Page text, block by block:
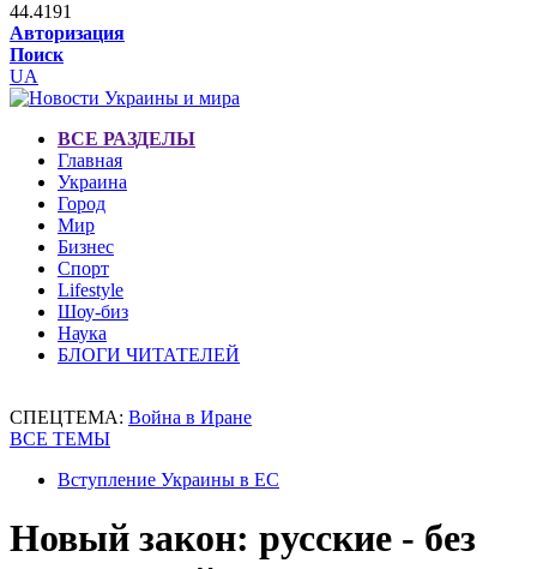
44.4191
Авторизация
Поиск
UA
ВСЕ РАЗДЕЛЫ
Главная
Украина
Город
Мир
Бизнес
Спорт
Lifestyle
Шоу-биз
Наука
БЛОГИ ЧИТАТЕЛЕЙ
СПЕЦТЕМА: Война в Иране
ВСЕ ТЕМЫ
Вступление Украины в ЕС
Новый закон: русские - без